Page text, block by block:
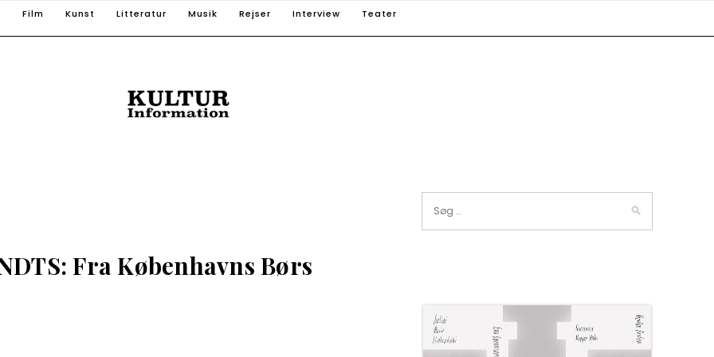
Film Kunst Litteratur Musik Rejser Interview Teater
Fra Københavns Børs